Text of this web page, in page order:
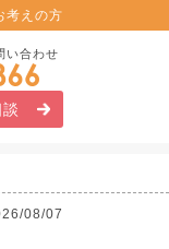
考えの方
い合わせ
08/07